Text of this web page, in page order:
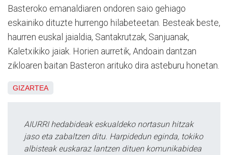
Basteroko emanaldiaren ondoren saio gehiago
eskainiko dituzte hurrengo hilabeteetan. Besteak beste,
haurren euskal jaialdia, Santakrutzak, Sanjuanak,
Kaletxikiko jaiak. Horien aurretik, Andoain dantzan
zikloaren baitan Basteron arituko dira asteburu honetan.
GIZARTEA
AIURRI hedabideak eskualdeko nortasun hitzak
jaso eta zabaltzen ditu. Harpidedun eginda, tokiko
albisteak euskaraz lantzen dituen komunikabidea